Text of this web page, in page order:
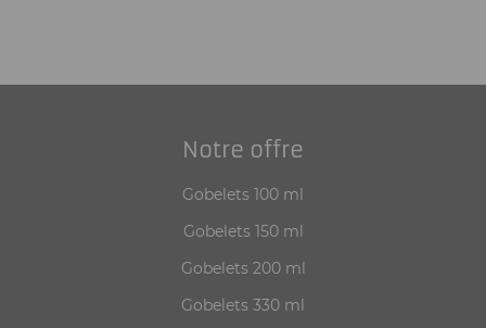
Notre offre
Gobelets 100 ml
Gobelets 150 ml
Gobelets 200 ml
Gobelets 330 ml